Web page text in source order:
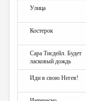
Улица
Костерок
Сара Тисдейл. Будет
ласковый дождь
Иди в свою Негев!